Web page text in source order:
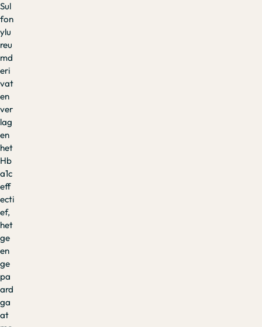
Sul
fon
ylu
reu
md
eri
vat
en
ver
lag
en
het
Hb
a1c
eff
ecti
ef,
het
ge
en
ge
pa
ard
ga
at